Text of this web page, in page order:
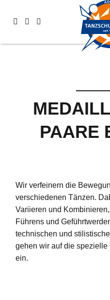
PAARE
Wir verfeinern die
verschiedenen Tänzen.
Variieren und
Führens und
technischen und
gehen wir auf die
ein.